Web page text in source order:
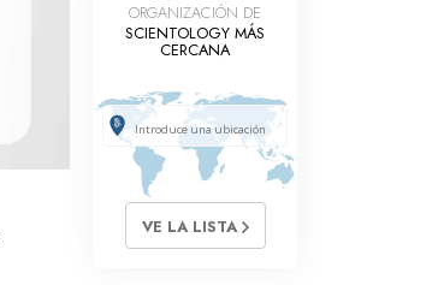
Investigaciones
Los Fundamentos de la Organización
Los Fundamentos de las Relaciones
ORGANIZACIÓN DE
SCIENTOLOGY MÁS
CERCANA
VE LA LISTA